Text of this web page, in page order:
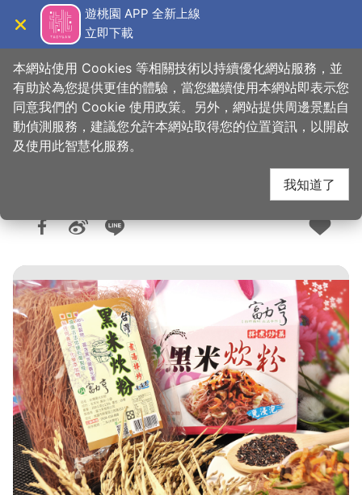
主
遊桃園 APP 全新上線
立即下載
首頁 > 購好物 > 購物快搜
富力亨有限公司
人氣：6038
本網站使用 Cookies 等相關技術以持續優化網站服務，並
有助於為您提供更佳的體驗，當您繼續使用本網站即表示您
同意我們的 Cookie 使用政策。另外，網站提供周邊景點自
動偵測服務，建議您允許本網站取得您的位置資訊，以開啟
及使用此智慧化服務。
我知道了